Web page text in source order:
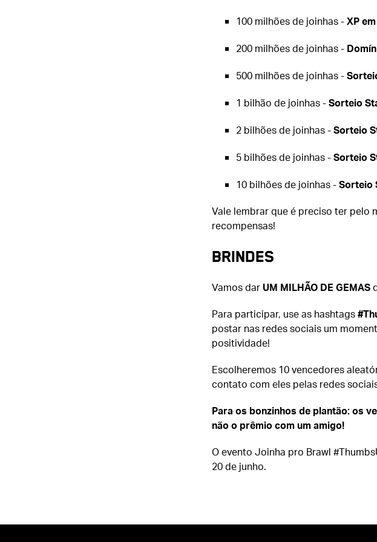
100 milhões de joinhas -XP
200 milhões de joinhas -
500 milhões de joinhas -
1 bilhão de joinhas -Sorteio
2 bilhões de joinhas -Sorteio
5 bilhões de joinhas -Sorteio
10 bilhões de joinhas -Sorteio
Vale lembrar que é preciso ter pelo
recompensas!
Brindes
Vamos dar UM MILHÃO DE GEMAS
Para participar, use as hashtags
postar nas redes sociais um
positividade!
Escolheremos 10 vencedores
contato com eles pelas redes
Para os bonzinhos de plantão: os
não o prêmio com um amigo!
O evento Joinha pro Brawl
20 de junho.